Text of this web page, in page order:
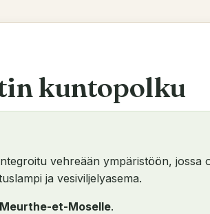
kuntopolku
vehreään ympäristöön, jossa
ja vesiviljelyasema.
Meurthe-et-Moselle.